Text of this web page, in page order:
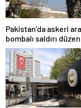
Pakistan’da askeri
bombalı saldırı